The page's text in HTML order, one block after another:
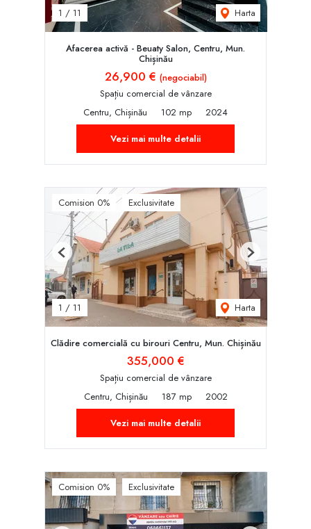
1 / 11 Harta
Afacerea activă - Beuaty Salon, Centru, Mun.
Chișinău
26,900 € (negociabil)
Spațiu comercial de vânzare
Centru, Chișinău
102 mp
2024
Vezi mai multe detalii
Comision 0% Exclusivitate
1 / 11 Harta
Previous Next
Clădire comercială cu birouri Centru, Mun. Chișinău
355,000 €
Spațiu comercial de vânzare
Centru, Chișinău
187 mp
2002
Vezi mai multe detalii
Comision 0% Exclusivitate